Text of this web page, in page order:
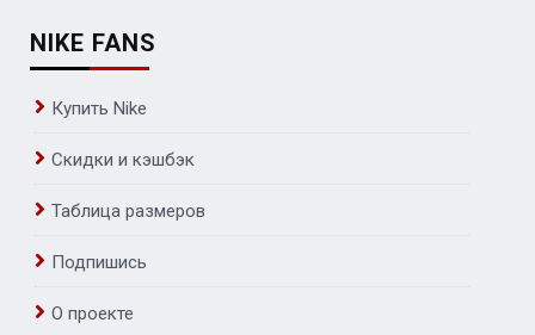
NIKE FANS
Купить Nike
Скидки и кэшбэк
Таблица размеров
Подпишись
О проекте